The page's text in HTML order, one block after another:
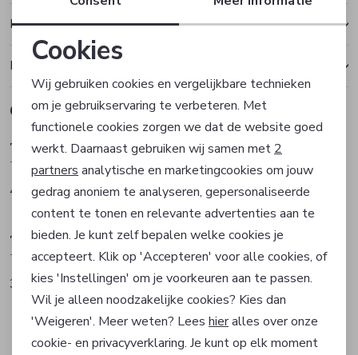
Bezorgen of ophalen
Ruilen en retourneren
Gerelateerde producten
Tramontana
Top
49,95
Tramontana
Top
49,95
Tramontana
Top
39,95
Tramontana
Top
59,95
Personalisatie cookies
Analytische cookies
Marketing cookies
Cookies
Wij gebruiken cookies en vergelijkbare technieken
om je gebruikservaring te verbeteren. Met
functionele cookies zorgen we dat de website goed
werkt. Daarnaast gebruiken wij samen met 2
partners analytische en marketingcookies om jouw
gedrag anoniem te analyseren, gepersonaliseerde
content te tonen en relevante advertenties aan te
bieden. Je kunt zelf bepalen welke cookies je
accepteert. Klik op 'Accepteren' voor alle cookies, of
kies 'Instellingen' om je voorkeuren aan te passen.
Wil je alleen noodzakelijke cookies? Kies dan
'Weigeren'. Meer weten? Lees hieralles over onze
cookie- en privacyverklaring. Je kunt op elk moment